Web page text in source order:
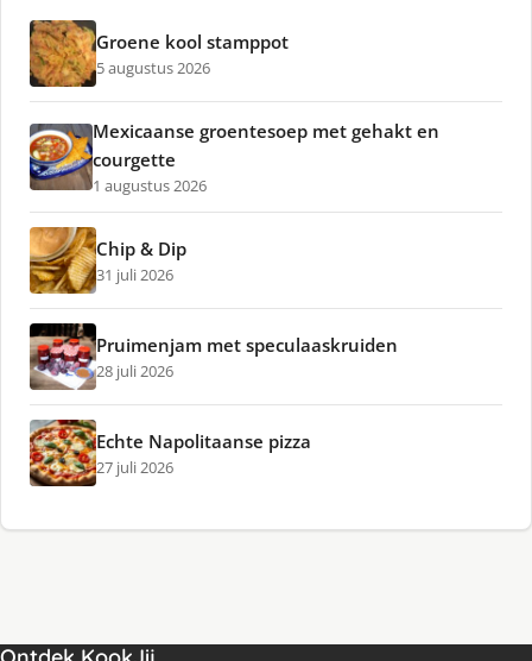
Groene kool stamppot
5 augustus 2026
Mexicaanse groentesoep met gehakt en
courgette
1 augustus 2026
Chip & Dip
31 juli 2026
Pruimenjam met speculaaskruiden
28 juli 2026
Echte Napolitaanse pizza
27 juli 2026